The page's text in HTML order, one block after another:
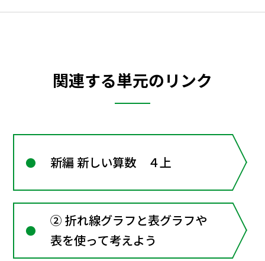
関連する単元のリンク
新編 新しい算数 ４上
② 折れ線グラフと表グラフや
表を使って考えよう